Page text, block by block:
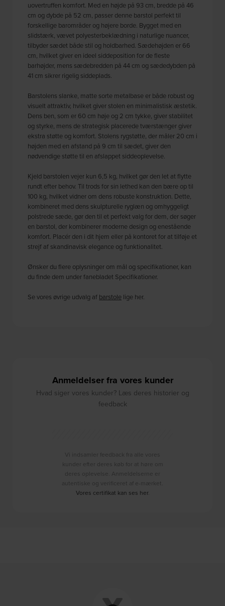
uovertruffen komfort. Med en højde på 93 cm, bredde på 46
cm og dybde på 52 cm, passer denne barstol perfekt til
forskellige barområder og højere borde. Bygget med en
slidstærk, vævet polyesterbeklædning i naturlige nuancer,
tilbyder sædet både stil og holdbarhed. Sædehøjden er 66
cm, hvilket giver en ideel siddeposition for de fleste
barhøjder, mens sædebredden på 44 cm og sædedybden på
41 cm sikrer rigelig siddeplads.
Barstolens slanke, matte sorte metalbase er både robust og
visuelt attraktiv, hvilket giver stolen en minimalistisk æstetik.
Dens ben, som er 60 cm høje og 2 cm tykke, giver stabilitet
og styrke, mens de strategisk placerede tværstænger giver
ekstra støtte og komfort. Stolens rygstøtte, der måler 20 cm i
højden med en afstand på 9 cm til sædet, giver den
nødvendige støtte til en afslappet siddeoplevelse.
Kjeld barstolen vejer kun 6,5 kg, hvilket gør den let at flytte
rundt efter behov. Til trods for sin lethed kan den bære op til
100 kg, hvilket vidner om dens robuste konstruktion. Dette,
kombineret med dens skulpturelle ryglæn og omhyggeligt
polstrede sæde, gør den til et perfekt valg for dem, der søger
en barstol, der kombinerer moderne design og enestående
komfort. Placér den i dit hjem eller på kontoret for at tilføje et
strejf af skandinavisk elegance og funktionalitet.
Ønsker du flere oplysninger om mål og specifikationer, kan
du finde dem under fanebladet Specifikationer.
Se vores øvrige udvalg af barstole lige her.
Anmeldelser fra vores kunder
Hvad siger vores kunder? Læs deres historier og
feedback
Vi indsamler feedback fra alle vores
kunder efter deres køb for at høre om
deres oplevelse. Anmeldelserne er
autentiske og verificeret af e-mærket.
Vores certifikat kan ses her.